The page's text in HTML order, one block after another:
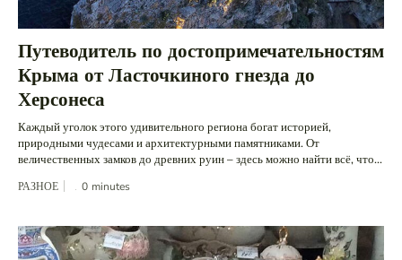
Путеводитель по достопримечательностям
Крыма от Ласточкиного гнезда до
Херсонеса
Каждый уголок этого удивительного региона богат историей,
природными чудесами и архитектурными памятниками. От
величественных замков до древних руин – здесь можно найти всё, что...
РАЗНОЕ 0 minutes